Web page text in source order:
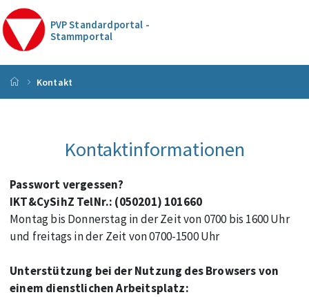
PVP Standardportal -
Stammportal
Startseite
Kontakt
Kontaktinformationen
Passwort vergessen?
IKT&CySihZ TelNr.: (050201) 101660
Montag bis Donnerstag in der Zeit von 0700 bis 1600 Uhr
und freitags in der Zeit von 0700-1500 Uhr
Unterstützung bei der Nutzung des Browsers von
einem dienstlichen Arbeitsplatz: